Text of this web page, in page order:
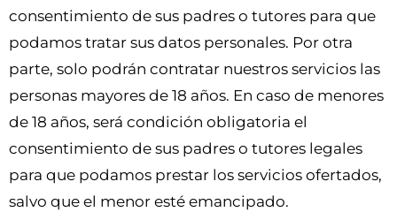
consentimiento de sus padres o tutores para que
podamos tratar sus datos personales. Por otra
parte, solo podrán contratar nuestros servicios las
personas mayores de 18 años. En caso de menores
de 18 años, será condición obligatoria el
consentimiento de sus padres o tutores legales
para que podamos prestar los servicios ofertados,
salvo que el menor esté emancipado.